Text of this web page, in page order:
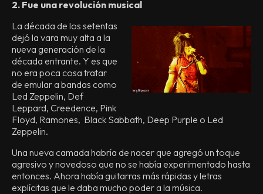
2. Fue una revolución musical
La década de los setentas
dejó la vara muy alta a la
nueva generación de la
década entrante. Y es que
no era poca cosa tratar
de emular a bandas como
Led Zeppelin, Def
Leppard, Creedence, Pink
Floyd, Ramones, Black Sabbath, Deep Purple o Led
Zeppelin.
Una nueva camada habría de nacer que agregó un toque
agresivo y novedoso que no se había experimentado hasta
entonces. Ahora había guitarras más rápidas y letras
explícitas que le daba mucho poder a la música.